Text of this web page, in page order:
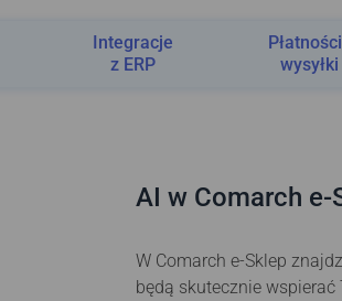
Integracje
z ERP
wysyłki
AI w Comarch e-
W Comarch e-Sklep
będą skutecznie